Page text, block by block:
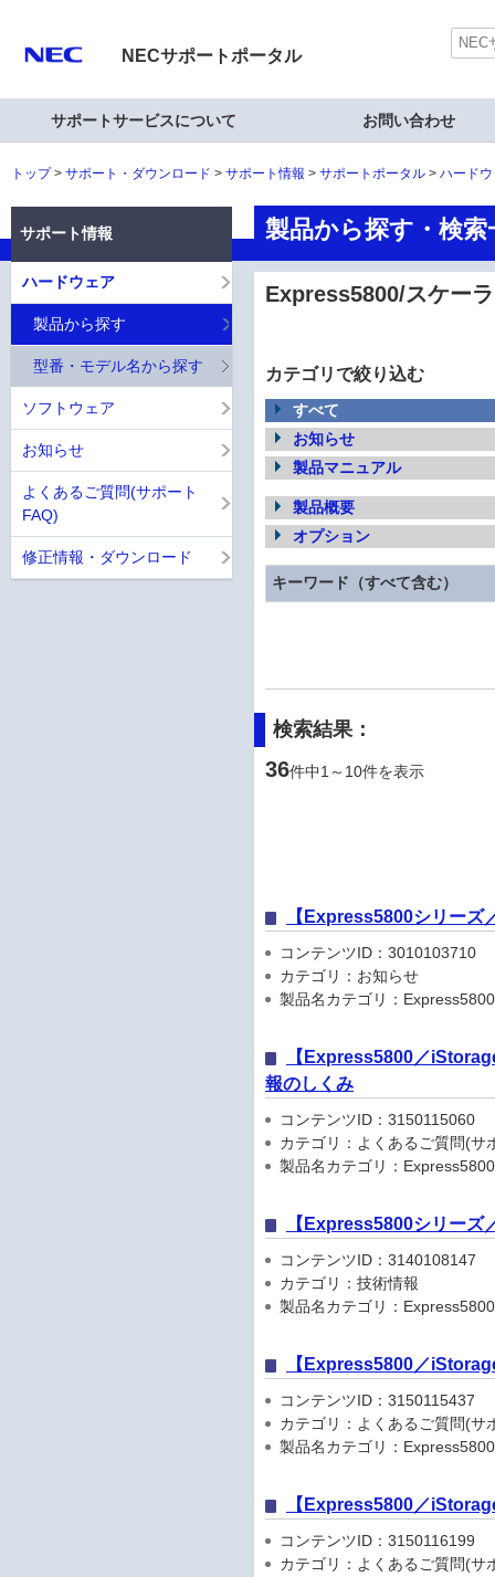
NECサポートポータル
サポートサービスについて お問い合わせ
トップ サポート・ダウンロード サポート情報 サポートポータル ハード
製品から探す・検
Express5800/スケー
カテゴリで絞り込む
すべて
お知らせ
製品マニュアル
製品概要
オプション
キーワード（すべて含む）
検索結果：
36件中1～10件を表示
【Express5800シリー
コンテンツID：3010103710
カテゴリ：お知らせ
製品名カテゴリ：
【Express5800／
報のしくみ
コンテンツID：3150115060
カテゴリ：よくあるご質問(サ
製品名カテゴリ：
【Express5800シリー
コンテンツID：3140108147
カテゴリ：技術情報
製品名カテゴリ：
【Express5800／
コンテンツID：3150115437
カテゴリ：よくあるご質問(サ
製品名カテゴリ：
【Express5800／
コンテンツID：3150116199
カテゴリ：よくあるご質問(サ
サポート情報
ハードウェア
製品から探す
型番・モデル名から探す
ソフトウェア
お知らせ
よくあるご質問(サポート
FAQ)
修正情報・ダウンロード